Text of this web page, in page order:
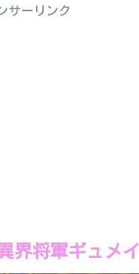
サーリンク
界将軍ギュメイ